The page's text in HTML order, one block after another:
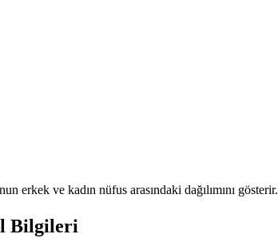
erkek ve kadın nüfus arasındaki dağılımını gösterir.
Bilgileri